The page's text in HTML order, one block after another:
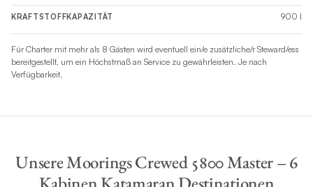
KRAFTSTOFFKAPAZITÄT 900 l
Für Charter mit mehr als 8 Gästen wird eventuell ein/e zusätzliche/r Steward/ess
bereitgestellt, um ein Höchstmaß an Service zu gewährleisten. Je nach
Verfügbarkeit.
Unsere Moorings Crewed 5800 Master – 6